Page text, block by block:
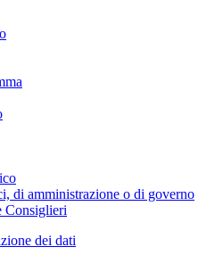
di amministrazione o di governo
Consiglieri
dei dati